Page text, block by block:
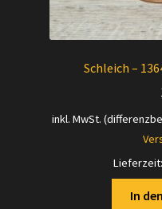
Schleich –
inkl. MwSt.
Lieferzeit:
In